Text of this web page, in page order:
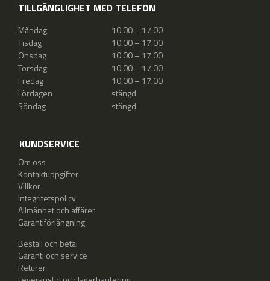
TILLGÄNGLIGHET MED TELEFON
Måndag
10.00 – 17.00
Tisdag
10.00 – 17.00
Onsdag
10.00 – 17.00
Torsdag
10.00 – 17.00
Fredag
10.00 – 17.00
Lördagen
stängd
Söndag
stängd
KUNDSERVICE
Om oss
Kontaktuppgifter
Villkor
Integritetspolicy
Allmänhet och affärer
Garantiförlängning
Beställ och betal
Garanti och service
Returer